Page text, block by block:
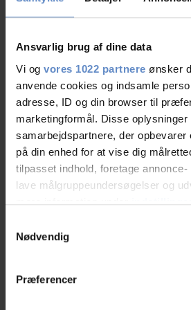
Ansvarlig brug af dine data
Vi og vores 1022 partnere ønsker
anvende cookies og indsamle
adresse, ID og din browser til
marketingformål. Disse
samarbejdspartnere, der opbevarer
på din enhed for at vise dig
tilpasset indhold, foretage annonce-
lave målgruppeundersøgelser og
mere information under
tilbage eller ændre indstillinger fra
"Cookiedeklaration", eller ved at
Nødvendig
Præferencer
Selskabslokaler på
Adresse und Kontaktdaten
Adresse